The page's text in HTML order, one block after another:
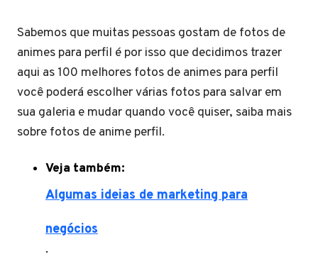
Sabemos que muitas pessoas gostam de fotos de
animes para perfil é por isso que decidimos trazer
aqui as 100 melhores fotos de animes para perfil
você poderá escolher várias fotos para salvar em
sua galeria e mudar quando você quiser, saiba mais
sobre fotos de anime perfil.
Veja também:
Algumas ideias de marketing para
negócios
.